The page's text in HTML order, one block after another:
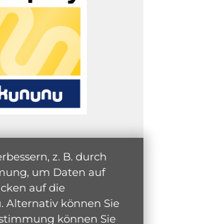
z. B. durch
um Daten auf
auf die
Alternativ können Sie
können Sie